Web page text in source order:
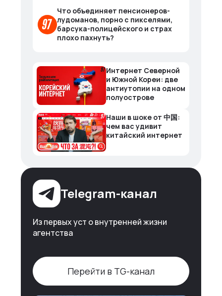
Что объединяет пенсионеров-
лудоманов, порно с пикселями,
барсука-полицейского и страх
плохо пахнуть?
Интернет Северной
и Южной Кореи: две
антиутопии на одном
полуострове
Наши в шоке от 中国:
чем вас удивит
китайский интернет
Telegram-канал
Из первых уст о внутренней жизни
агентства
Перейти в TG-канал